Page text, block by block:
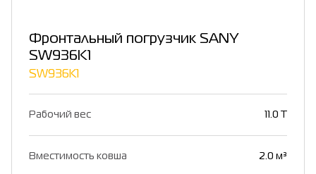
Фронтальный погрузчик SANY
SW936K1
SW936K1
Рабочий вес 11.0 T
Вместимость ковша 2.0 м³